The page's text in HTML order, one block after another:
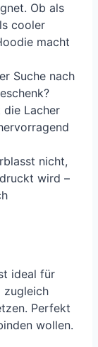
Ob als
cooler
macht
Suche nach
Lacher
nicht,
wird –
ideal für
zugleich
Perfekt
wollen.